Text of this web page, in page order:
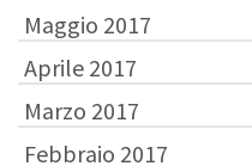
Maggio 2017
Aprile 2017
Marzo 2017
Febbraio 2017